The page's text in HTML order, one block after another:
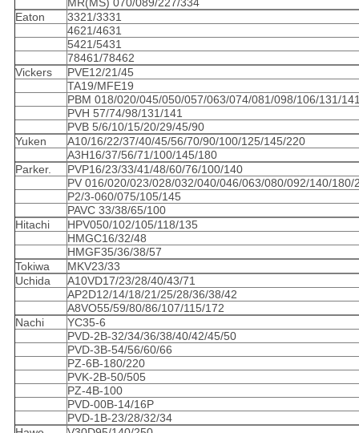
MR(MS) 070/089/227/334
Eaton
3321/3331
4621/4631
5421/5431
78461/78462
Vickers
PVE12/21/45
TA19/MFE19
PBM 018/020/045/050/057/063/074/081/098/106/131/
PVH 57/74/98/131/141
PVB 5/6/10/15/20/29/45/90
Yuken
A10/16/22/37/40/45/56/70/90/100/125/145/220
A3H16/37/56/71/100/145/180
Parker.
PVP16/23/33/41/48/60/76/100/140
PV 016/020/023/028/032/040/046/063/080/092/140/180/
P2/3-060/075/105/145
PAVC 33/38/65/100
Hitachi
HPV050/102/105/118/135
HMGC16/32/48
HMGF35/36/38/57
Tokiwa
MKV23/33
Uchida
A10VD17/23/28/40/43/71
AP2D12/14/18/21/25/28/36/38/42
A8VO55/59/80/86/107/115/172
Nachi
YC35-6
PVD-2B-32/34/36/38/40/42/45/50
PVD-3B-54/56/60/66
PZ-6B-180/220
PVK-2B-50/505
PZ-4B-100
PVD-00B-14/16P
PVD-1B-23/28/32/34